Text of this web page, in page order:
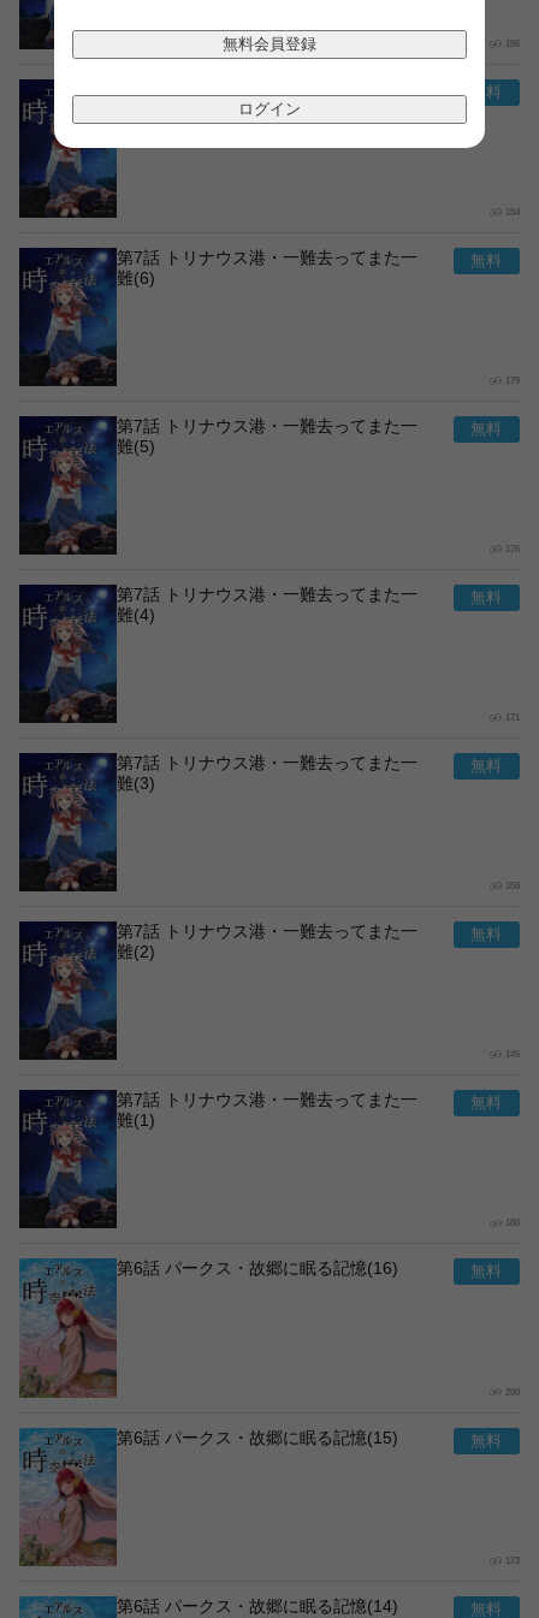
無料会員登録
ログイン
186
154
第7話 トリナウス港・一難去ってまた一
難(6)
179
第7話 トリナウス港・一難去ってまた一
難(5)
176
第7話 トリナウス港・一難去ってまた一
難(4)
171
第7話 トリナウス港・一難去ってまた一
難(3)
158
第7話 トリナウス港・一難去ってまた一
難(2)
145
第7話 トリナウス港・一難去ってまた一
難(1)
188
第6話 パークス・故郷に眠る記憶(16)
200
第6話 パークス・故郷に眠る記憶(15)
173
第6話 パークス・故郷に眠る記憶(14)